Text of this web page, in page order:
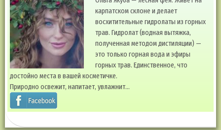
карпатском склоне и делает
восхитительные гидролаты из горных
трав. Гидролат (водная вытяжка,
полученная методом дистиляции) —
это только горная вода и эфиры
горных трав. Единственное, что
достойно места в вашей косметичке.
Природно освежит, напитает, увлажнит…